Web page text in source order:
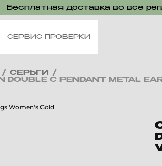
Бесплатная доставка во все
СЕРВИС ПРОВЕРКИ
/ СЕРЬГИ
/
DOUBLE C PENDANT METAL